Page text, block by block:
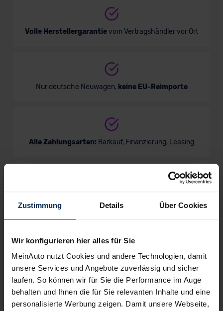
Zustimmung Details Über Cookies
Wir konfigurieren hier alles für Sie
MeinAuto nutzt Cookies und andere Technologien, damit
unsere Services und Angebote zuverlässig und sicher
laufen. So können wir für Sie die Performance im Auge
behalten und Ihnen die für Sie relevanten Inhalte und eine
personalisierte Werbung zeigen. Damit unsere Webseite,
Verkauf startet in Kürze
Volle Herstellergarantievom Vertragshändler vor Ort
Nur deutsche Neuwagen, keine EU-Reimporte
Alle Zahlungsarten: Barkauf, Finanzierung, Leasing
kostenfrei
Wir sind stolz auf eine hohe
Kundenzufriedenheit!
MeinAuto.de hat langjährige Erfahrungen auf dem
Neuwagenmarkt in Deutschland. Unsere Kunden haben